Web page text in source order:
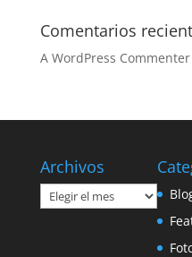
Comentarios
A WordPress Commenter
Archivos
Archivos